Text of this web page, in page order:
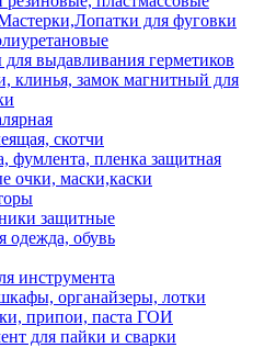
для фуговки
выдавливания герметиков
клинья, замок магнитный для
скотчи
фумлента, пленка защитная
очки, маски,каски
защитные
одежда, обувь
инструмента
органайзеры, лотки
припои, паста ГОИ
для пайки и сварки